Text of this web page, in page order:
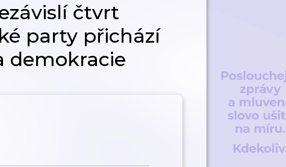
čtvrt
party přichází
demokracie